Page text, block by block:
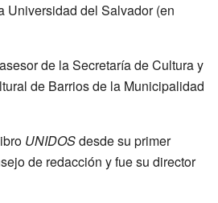
Universidad del Salvador (en
de la Secretaría de Cultura y
de Barrios de la Municipalidad
UNIDOSdesde su primer
de redacción y fue su director